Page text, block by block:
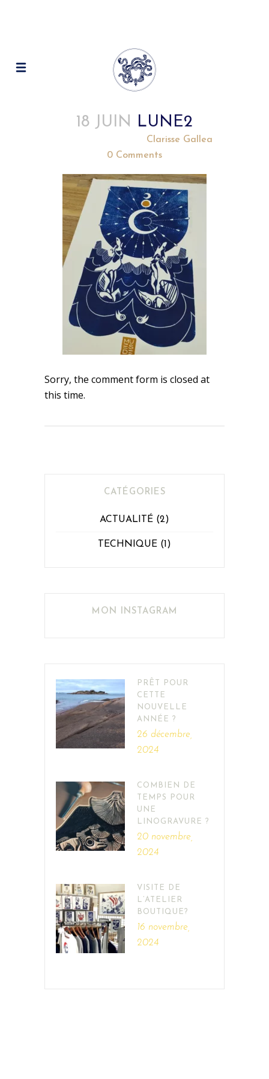
18 JUIN LUNE2
Clarisse Gallea
0 Comments
Sorry, the comment form is closed at
this time.
CATÉGORIES
ACTUALITÉ (2)
TECHNIQUE (1)
MON INSTAGRAM
PRÊT POUR
CETTE
NOUVELLE
ANNÉE ?
26 décembre,
2024
COMBIEN DE
TEMPS POUR
UNE
LINOGRAVURE ?
20 novembre,
2024
VISITE DE
L’ATELIER
BOUTIQUE?
16 novembre,
2024